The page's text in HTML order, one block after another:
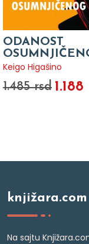
ODANOST
Keigo Higašino
1.485 rsd
knjižara.com
Na sajtu